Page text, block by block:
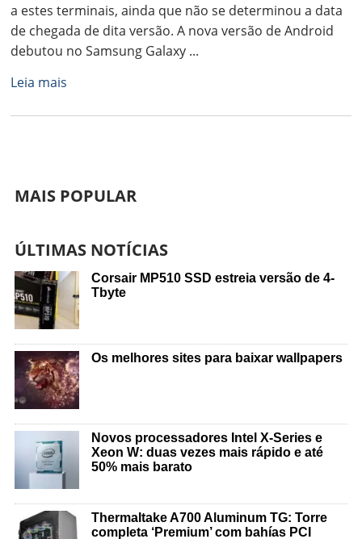
a estes terminais, ainda que não se determinou a data
de chegada de dita versão. A nova versão de Android
debutou no Samsung Galaxy ...
Leia mais
MAIS POPULAR
ÚLTIMAS NOTÍCIAS
Corsair MP510 SSD estreia versão de 4-
Tbyte
Os melhores sites para baixar wallpapers
Novos processadores Intel X-Series e
Xeon W: duas vezes mais rápido e até
50% mais barato
Thermaltake A700 Aluminum TG: Torre
completa ‘Premium’ com bahías PCI